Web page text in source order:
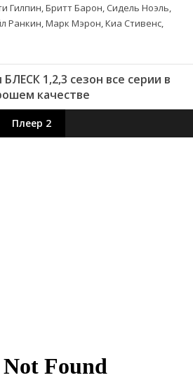
Гилпин, Бритт Барон, Сидель Ноэль,
Ранкин, Марк Мэрон, Киа Стивенс,
1,2,3 сезон все серии в
качестве
Плеер 2